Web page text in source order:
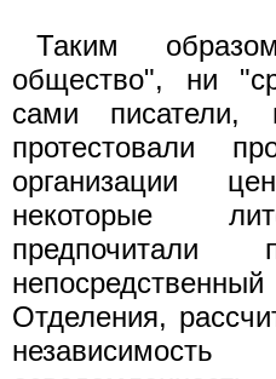
Таким
общество", ни
сами писатели,
протестовали
организации
некоторые
предпочитали
Отделения,